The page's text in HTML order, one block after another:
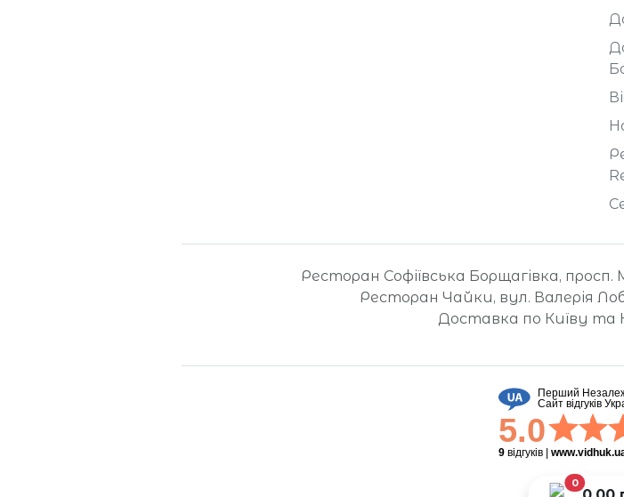
Ресторан Софіївська Борщагівка,
Ресторан Чайки, вул. Валерія
Доставка по Київу та
Перший
Сайт відгуків
5.0
9 відгуків|
0